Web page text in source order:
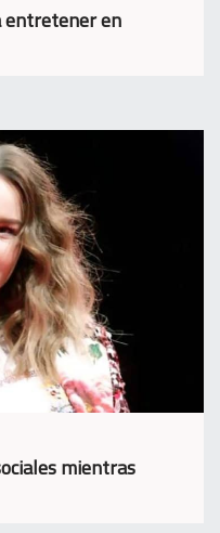
entretener en
mientras